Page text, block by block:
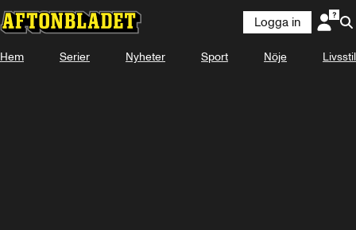
Logga in
Hem Serier Nyheter Sport Nöje Livsstil